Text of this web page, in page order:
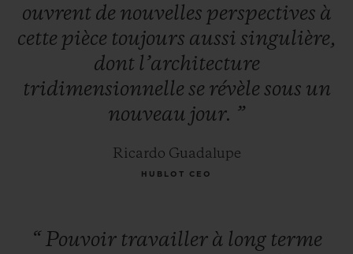
ouvrent de nouvelles perspectives à
cette pièce toujours aussi singulière,
dont l’architecture
tridimensionnelle se révèle sous un
nouveau jour. ”
Ricardo Guadalupe
HUBLOT CEO
“ Pouvoir travailler à long terme